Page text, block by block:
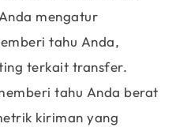
mengatur
tahu Anda,
terkait transfer.
tahu Anda berat
kiriman yang